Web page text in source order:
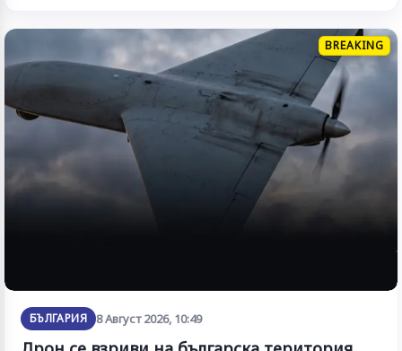
BREAKING
БЪЛГАРИЯ 8 Август 2026, 10:49